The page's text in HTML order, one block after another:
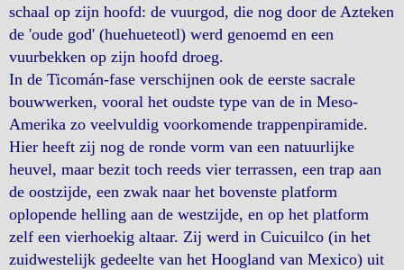
schaal op zijn hoofd: de vuurgod, die nog door de Azteken
de 'oude god' (huehueteotl) werd genoemd en een
vuurbekken op zijn hoofd droeg.
In de Ticomán-fase verschijnen ook de eerste sacrale
bouwwerken, vooral het oudste type van de in Meso-
Amerika zo veelvuldig voorkomende trappenpiramide.
Hier heeft zij nog de ronde vorm van een natuurlijke
heuvel, maar bezit toch reeds vier terrassen, een trap aan
de oostzijde, een zwak naar het bovenste platform
oplopende helling aan de westzijde, en op het platform
zelf een vierhoekig altaar. Zij werd in Cuicuilco (in het
zuidwestelijk gedeelte van het Hoogland van Mexico) uit